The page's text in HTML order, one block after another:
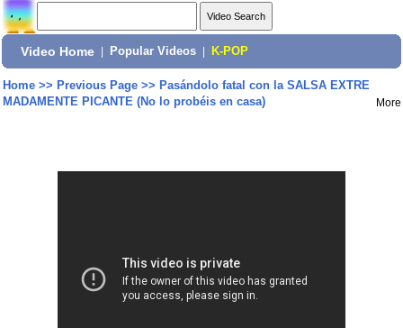
Video Home Popular Videos K-POP
Home>> Previous Page>> Pasándolo fatal con la SALSA EXTRE
MADAMENTE PICANTE (No lo probéis en casa)
More